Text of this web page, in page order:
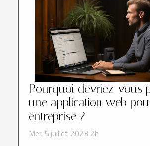
Pourquoi devriez-vous
une application web
entreprise ?
Mer. 5 juillet 2023 2h